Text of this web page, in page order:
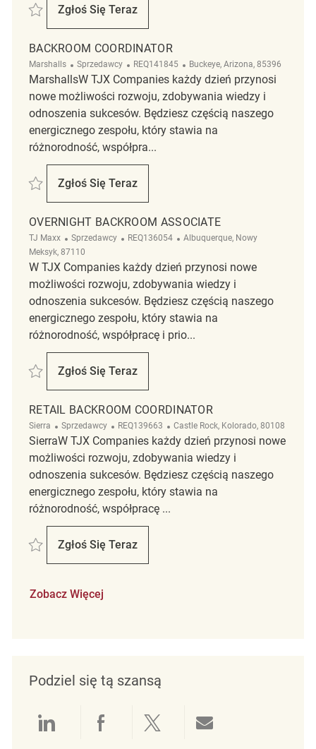
Zapisać Backroom Coordinator REQ139147
Zgłoś Się Teraz
Backroom Coordinator
BACKROOM COORDINATOR
Marshalls Kategoria
Sprzedawcy ReqId
REQ141845 Lokalizacja
Buckeye, Arizona, 85396
MarshallsW TJX Companies każdy dzień przynosi
nowe możliwości rozwoju, zdobywania wiedzy i
odnoszenia sukcesów. Będziesz częścią naszego
energicznego zespołu, który stawia na
różnorodność, współpra...
Zapisać Backroom Coordinator REQ141845
Zgłoś Się Teraz
Backroom Coordinator
OVERNIGHT BACKROOM ASSOCIATE
TJ Maxx Kategoria
Sprzedawcy ReqId
REQ136054 Lokalizacja
Albuquerque, Nowy
Meksyk, 87110
W TJX Companies każdy dzień przynosi nowe
możliwości rozwoju, zdobywania wiedzy i
odnoszenia sukcesów. Będziesz częścią naszego
energicznego zespołu, który stawia na
różnorodność, współpracę i prio...
Zapisać Overnight Backroom Associate REQ136054
Zgłoś Się Teraz
Overnight Backroom Associate
RETAIL BACKROOM COORDINATOR
Sierra Kategoria
Sprzedawcy ReqId
REQ139663 Lokalizacja
Castle Rock, Kolorado, 80108
SierraW TJX Companies każdy dzień przynosi nowe
możliwości rozwoju, zdobywania wiedzy i
odnoszenia sukcesów. Będziesz częścią naszego
energicznego zespołu, który stawia na
różnorodność, współpracę ...
Zapisać Retail Backroom Coordinator REQ139663
Zgłoś Się Teraz
Retail Backroom Coordinator
Zobacz Więcej
Podziel się tą szansą
Udostępnianie przez LinkedIn
Udostępnianie przez
Udostępnij przez